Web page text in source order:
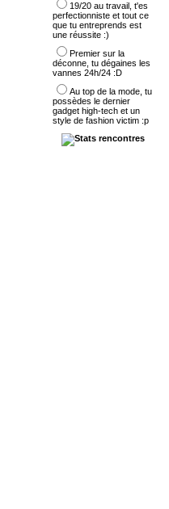
19/20 au travail, t'es
perfectionniste et tout ce
que tu entreprends est
une réussite :)
Premier sur la
déconne, tu dégaines les
vannes 24h/24 :D
Au top de la mode, tu
possèdes le dernier
gadget high-tech et un
style de fashion victim :p